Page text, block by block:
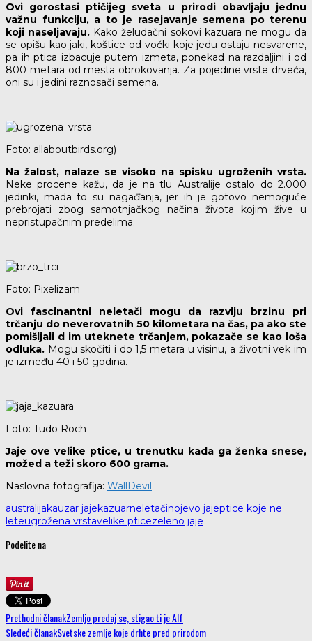
Ovi gorostasi ptičijeg sveta u prirodi obavljaju jednu
važnu funkciju, a to je rasejavanje semena po terenu
koji naseljavaju. Kako želudačni sokovi kazuara ne mogu da
se opišu kao jaki, koštice od voćki koje jedu ostaju nesvarene,
pa ih ptica izbacuje putem izmeta, ponekad na razdaljini i od
800 metara od mesta obrokovanja. Za pojedine vrste drveća,
oni su i jedini raznosači semena.
Foto: allaboutbirds.org)
Na žalost, nalaze se visoko na spisku ugroženih vrsta.
Neke procene kažu, da je na tlu Australije ostalo do 2.000
jedinki, mada to su nagađanja, jer ih je gotovo nemoguće
prebrojati zbog samotnjačkog načina života kojim žive u
nepristupačnim predelima.
Foto: Pixelizam
Ovi fascinantni neletači mogu da razviju brzinu pri
trčanju do neverovatnih 50 kilometara na čas, pa ako ste
pomišljali d im uteknete trčanjem, pokazače se kao loša
odluka. Mogu skočiti i do 1,5 metara u visinu, a životni vek im
je između 40 i 50 godina.
Foto: Tudo Roch
Jaje ove velike ptice, u trenutku kada ga ženka snese,
možed a teži skoro 600 grama.
Naslovna fotografija: WallDevil
australijakauzar jajekazuarneletačinojevo jajeptice koje ne
leteugrožena vrstavelike pticezeleno jaje
Podelite na
Prethodni članakZemljo predaj se, stigao ti je Alf
Sledeći članakSvetske zemlje koje drhte pred prirodom